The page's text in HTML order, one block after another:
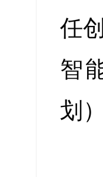
任
智
划